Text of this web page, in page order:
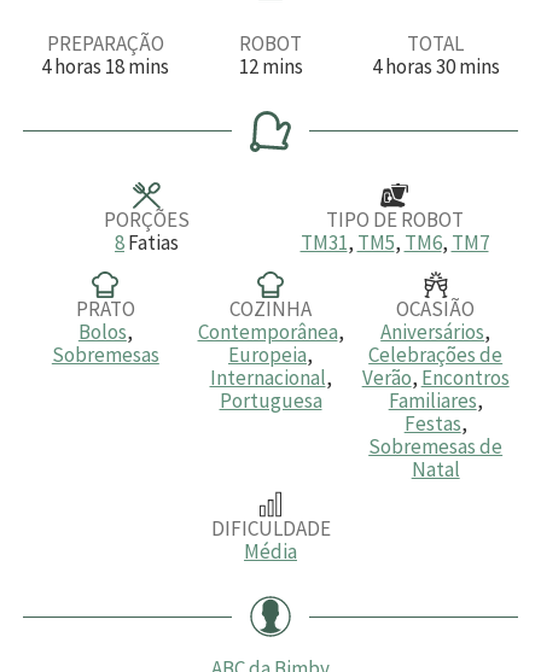
PREPARAÇÃO
4h
a
horas 18m
u
mins
ROBOT
12m
n
u
t
mins
TOTAL
4h
a
horas30m
u
mins
PORÇÕES
8Fatias
TIPO DE ROBOT
TM31, TM5, TM6, TM7
PRATO
Bolos,
Sobremesas
COZINHA
Contemporânea,
Europeia,
Internacional,
Portuguesa
OCASIÃO
Aniversários,
Celebrações de
Verão, Encontros
Familiares,
Festas,
Sobremesas de
Natal
DIFICULDADE
Média